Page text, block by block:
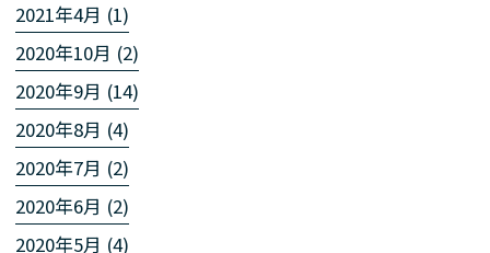
2021年4月 (1)
2020年10月 (2)
2020年9月 (14)
2020年8月 (4)
2020年7月 (2)
2020年6月 (2)
2020年5月 (4)